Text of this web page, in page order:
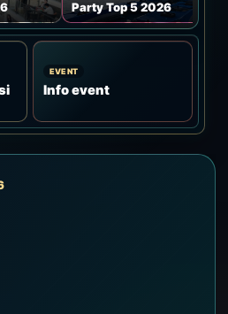
Party Top 5 2026
EVENT
Info event